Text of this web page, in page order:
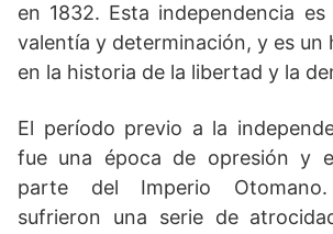
en 1832. Esta independencia
valentía y determinación, y es
en la historia de la libertad y la
El período previo a la
fue una época de opresión y
parte del Imperio
sufrieron una serie de